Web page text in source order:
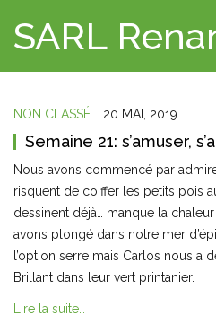
SARL
NON CLASSÉ 20 MAI, 2019
Semaine 21: s’amuser,
Nous avons commencé par
risquent de coiffer les petits pois
dessinent déjà… manque la
avons plongé dans notre mer
l’option serre mais Carlos nous a
Brillant dans leur vert printanier.
Lire la suite…